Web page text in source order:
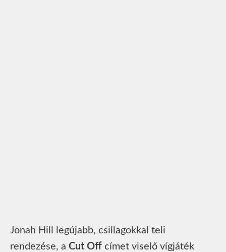
Jonah Hill legújabb, csillagokkal teli
rendezése, a Cut Off címet viselő vígjáték